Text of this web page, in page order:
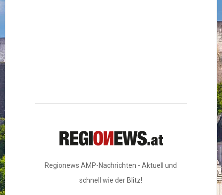
Regionews AMP-Nachrichten - Aktuell und
schnell wie der Blitz!